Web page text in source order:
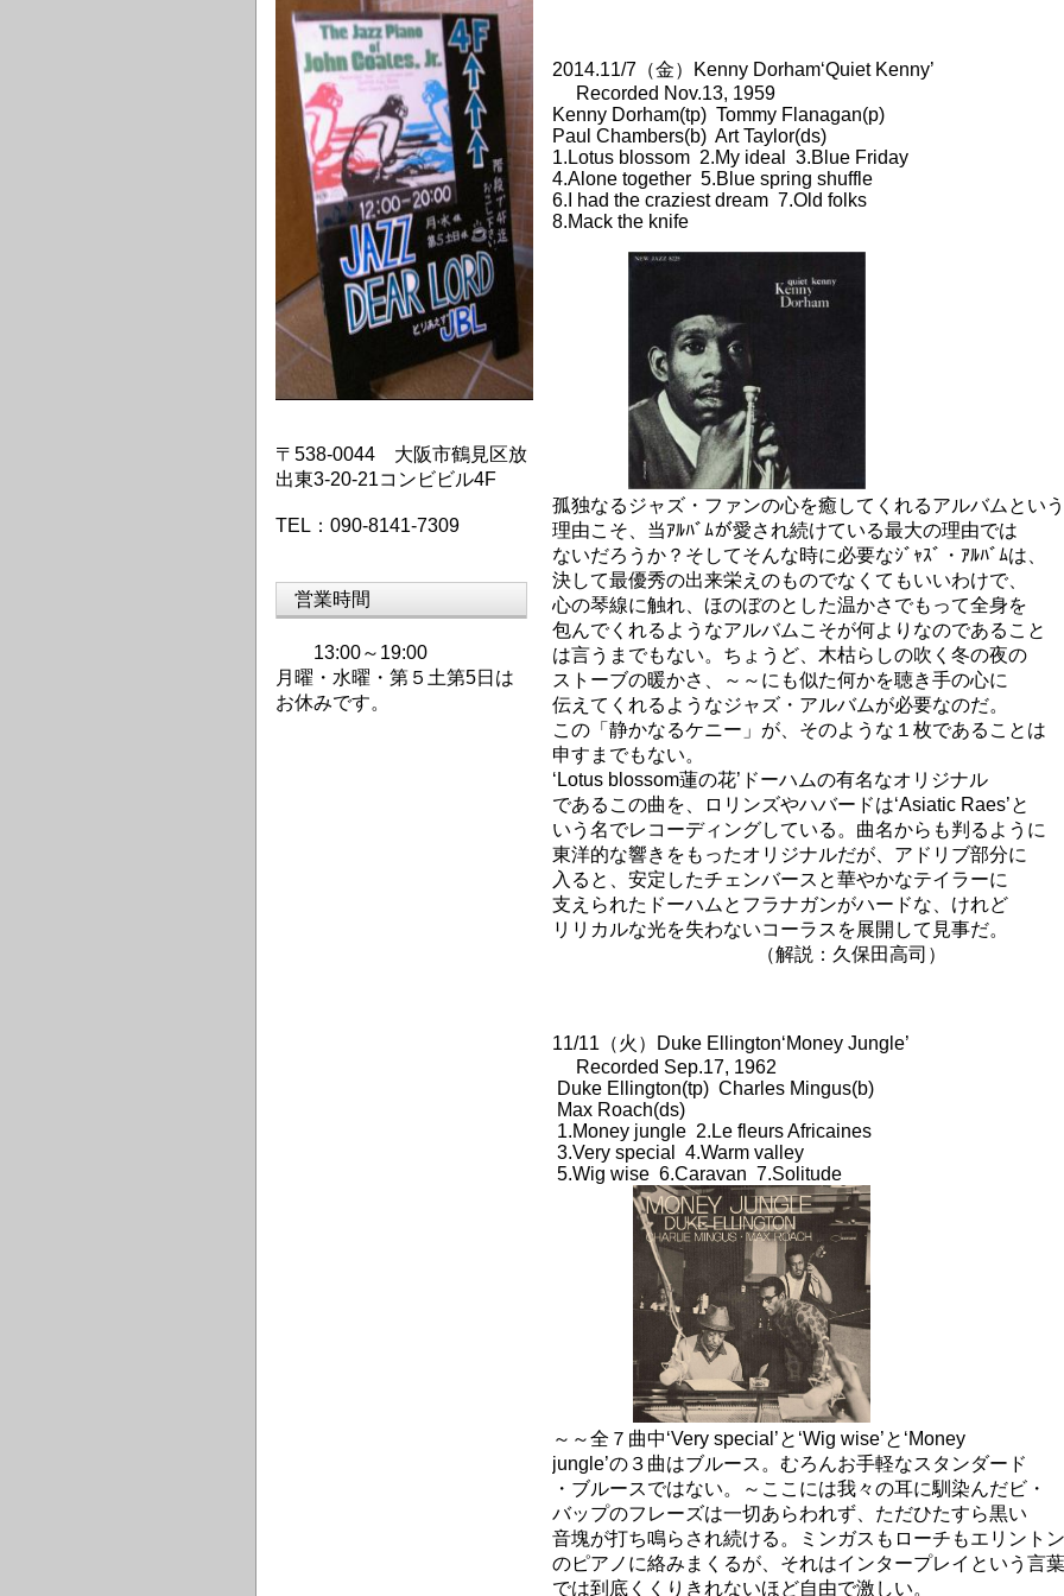
2014.11/7（金）Kenny Dorham‘Quiet Kenny’
Recorded Nov.13, 1959
Kenny Dorham(tp) Tommy Flanagan(p)
Paul Chambers(b) Art Taylor(ds)
1.Lotus blossom 2.My ideal 3.Blue Friday
4.Alone together 5.Blue spring shuffle
6.I had the craziest dream 7.Old folks
8.Mack the knife
孤独なるジャズ・ファンの心を癒してくれるアルバムという
理由こそ、当ｱﾙﾊﾞﾑが愛され続けている最大の理由では
ないだろうか？そしてそんな時に必要なｼﾞｬｽﾞ・ｱﾙﾊﾞﾑは、
決して最優秀の出来栄えのものでなくてもいいわけで、
心の琴線に触れ、ほのぼのとした温かさでもって全身を
包んでくれるようなアルバムこそが何よりなのであること
は言うまでもない。ちょうど、木枯らしの吹く冬の夜の
ストーブの暖かさ、～～にも似た何かを聴き手の心に
伝えてくれるようなジャズ・アルバムが必要なのだ。
この「静かなるケニー」が、そのような１枚であることは
申すまでもない。
‘Lotus blossom蓮の花’ドーハムの有名なオリジナル
であるこの曲を、ロリンズやハバードは‘Asiatic Raes’と
いう名でレコーディングしている。曲名からも判るように
東洋的な響きをもったオリジナルだが、アドリブ部分に
入ると、安定したチェンバースと華やかなテイラーに
支えられたドーハムとフラナガンがハードな、けれど
リリカルな光を失わないコーラスを展開して見事だ。
（解説：久保田高司）
11/11（火）Duke Ellington‘Money Jungle’
Recorded Sep.17, 1962
Duke Ellington(tp) Charles Mingus(b)
Max Roach(ds)
1.Money jungle 2.Le fleurs Africaines
3.Very special 4.Warm valley
5.Wig wise 6.Caravan 7.Solitude
～～全７曲中‘Very special’と‘Wig wise’と‘Money
jungle’の３曲はブルース。むろんお手軽なスタンダード
・ブルースではない。～ここには我々の耳に馴染んだビ・
バップのフレーズは一切あらわれず、ただひたすら黒い
音塊が打ち鳴らされ続ける。ミンガスもローチもエリントン
のピアノに絡みまくるが、それはインタープレイという言葉
では到底くくりきれないほど自由で激しい。
〒538-0044 大阪市鶴見区放
出東3-20-21コンビビル4F
TEL：090-8141-7309
営業時間
13:00～19:00
月曜・水曜・第 ５土第5日は
お休みです。